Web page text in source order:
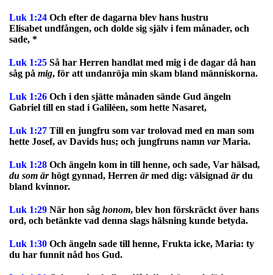
Luk 1:24 Och efter de dagarna blev hans hustru
Elisabet undfången, och dolde sig själv i fem månader, och
sade, *
Luk 1:25 Så har Herren handlat med mig i de dagar då han
såg på mig, för att undanröja min skam bland människorna.
Luk 1:26 Och i den sjätte månaden sände Gud ängeln
Gabriel till en stad i Galiléen, som hette Nasaret,
Luk 1:27 Till en jungfru som var trolovad med en man som
hette Josef, av Davids hus; och jungfruns namn varMaria.
Luk 1:28 Och ängeln kom in till henne, och sade, Var hälsad,
du som ärhögt gynnad, Herren ärmed dig: välsignad ärdu
bland kvinnor.
Luk 1:29 När hon såg honom, blev hon förskräckt över hans
ord, och betänkte vad denna slags hälsning kunde betyda.
Luk 1:30 Och ängeln sade till henne, Frukta icke, Maria: ty
du har funnit nåd hos Gud.